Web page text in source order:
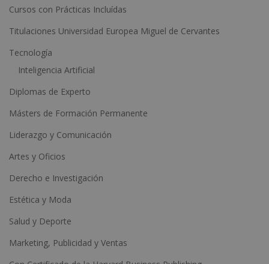
v
e
Cursos con Prácticas Incluídas
Titulaciones Universidad Europea Miguel de Cervantes
Tecnología
Inteligencia Artificial
Diplomas de Experto
Másters de Formación Permanente
Liderazgo y Comunicación
Artes y Oficios
Derecho e Investigación
Estética y Moda
Salud y Deporte
Marketing, Publicidad y Ventas